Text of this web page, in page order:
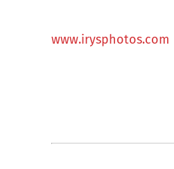
www.irysphotos.com